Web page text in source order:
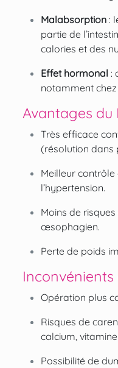
Malabsorption:
partie de
calories et des
Effet hormonal :
notamment
Avantages du
Très efficace
(résolution dans
Meilleur
l’hypertension.
Moins de
œsophagien.
Perte de poids
Inconvénients
Opération plus
Risques de
calcium,
Possibilité de